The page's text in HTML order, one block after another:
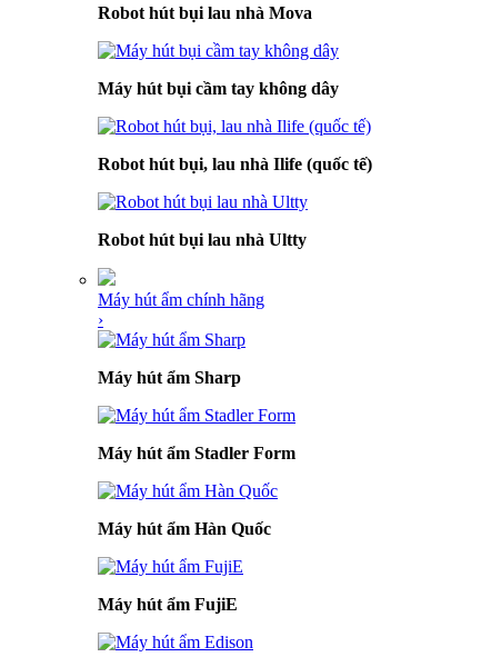
Robot hút bụi lau nhà Mova
Máy hút bụi cầm tay không dây
Robot hút bụi, lau nhà Ilife (quốc tế)
Robot hút bụi lau nhà Ultty
Máy hút ẩm chính hãng
›
Máy hút ẩm Sharp
Máy hút ẩm Stadler Form
Máy hút ẩm Hàn Quốc
Máy hút ẩm FujiE